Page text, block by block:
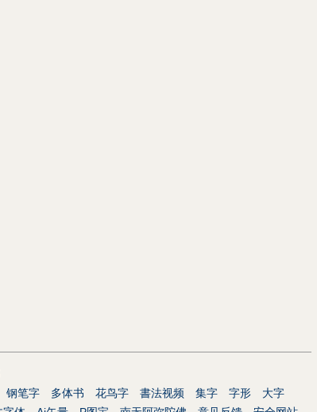
钢笔字 多体书 花鸟字 書法视频 集字 字形
大字